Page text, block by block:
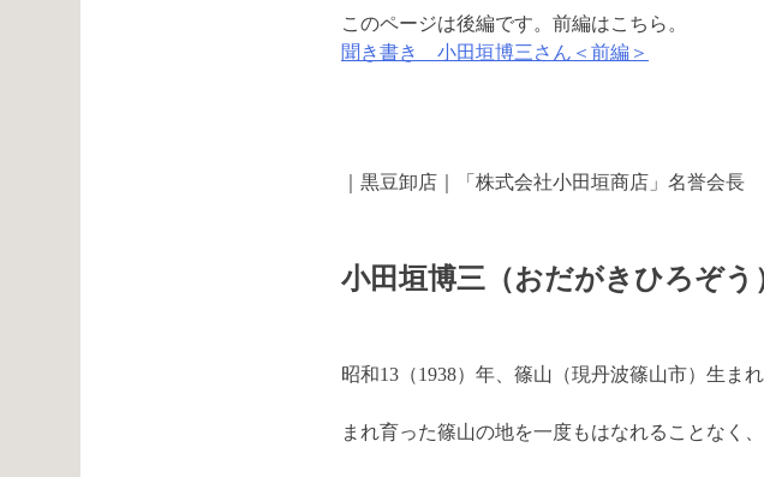
このページは後編です。前編はこちら。
聞き書き 小田垣博三さん＜前編＞
｜黒豆卸店｜「株式会社小田垣商店」名誉会長
小田垣博三（おだがきひろぞう
昭和13（1938）年、篠山（現丹波篠山市）生ま
まれ育った篠山の地を一度もはなれることなく